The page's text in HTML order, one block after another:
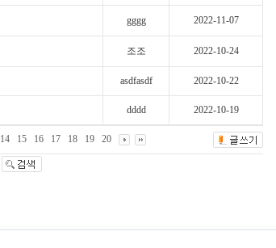
gggg 2022-11-07
조조 2022-10-24
asdfasdf 2022-10-22
dddd 2022-10-19
14 15 16 17 18 19 20